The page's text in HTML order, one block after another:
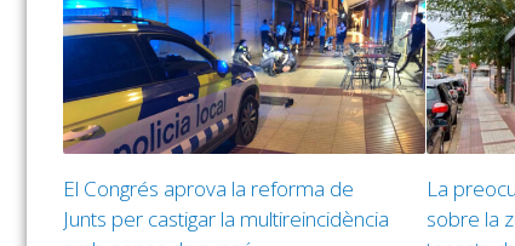
El Congrés aprova la reforma de
Junts per castigar la multireincidència
La
sobre la